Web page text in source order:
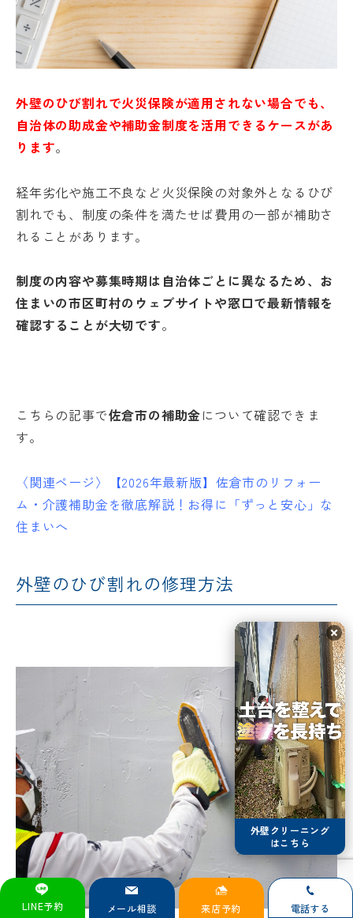
外壁のひび割れで火災保険が適用されない場合でも、
自治体の助成金や補助金制度を活用できるケースがあ
ります。
経年劣化や施工不良など火災保険の対象外となるひび
割れでも、制度の条件を満たせば費用の一部が補助さ
れることがあります。
制度の内容や募集時期は自治体ごとに異なるため、お
住まいの市区町村のウェブサイトや窓口で最新情報を
確認することが大切です。
こちらの記事で佐倉市の補助金について確認できま
す。
〈関連ページ〉
【2026年最新版】佐倉市のリフォー
ム・介護補助金を徹底解説！お得に「ずっと安心」な
住まいへ
外壁のひび割れの修理方法
LINE予約 メール相談 来店予約 電話する
外壁クリーニング
はこちら